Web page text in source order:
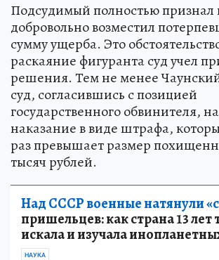
Подсудимый полностью признал
добровольно возместил
сумму ущерба. Это
раскаяние фигуранта суд учел
решения. Тем не менее
суд, согласившись с позицией
государственного обвинителя,
наказание в виде штрафа,
раз превышает размер
тысяч рублей.
Над СССР военные натянули
пришельцев: как страна 13 лет
искала и изучала
НАУКА